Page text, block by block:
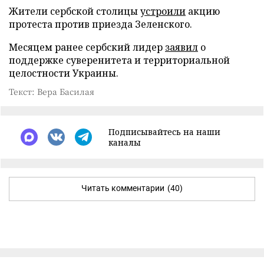
Жители сербской столицыустроили акцию
протеста против приезда Зеленского.
Месяцем ранее сербский лидер заявил о
поддержке суверенитета и территориальной
целостности Украины.
Текст: Вера Басилая
Подписывайтесь на наши
каналы
Читать комментарии (40)